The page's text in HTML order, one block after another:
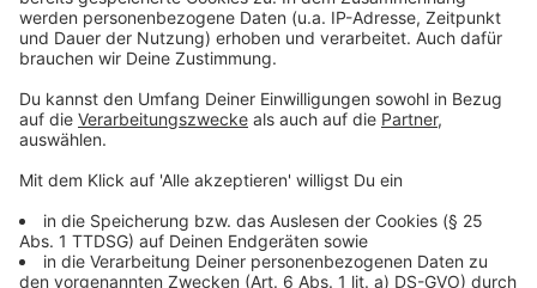
Der Fall kam im Juni 2020 nach Ermittlungen in einer
Gartenlaube ans Licht. Im Zuge dessen hatte es in
mehreren Bundesländern und im Ausland Festnahmen
gegeben. In dem Komplex wurden bereits fünf Männer
zu Freiheitsstrafen verurteilt. Insgesamt wurden durch
die Ermittler mehr als 50 Tatverdächtige identifiziert,
Anzeige